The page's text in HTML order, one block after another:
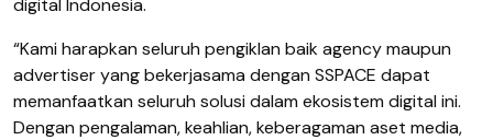
digital Indonesia.
“Kami harapkan seluruh pengiklan baik agency maupun
advertiser yang bekerjasama dengan SSPACE dapat
memanfaatkan seluruh solusi dalam ekosistem digital ini.
Dengan pengalaman, keahlian, keberagaman aset media,